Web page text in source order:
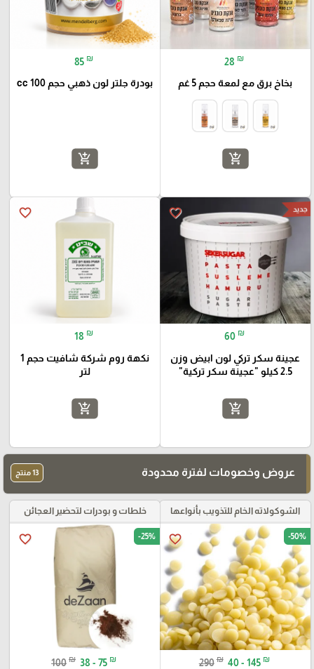
28 ₪
بخاخ برق مع لمعة حجم 5 غم
add_shopping_cart
85 ₪
بودرة جلتر لون ذهبي حجم 100 cc
add_shopping_cart
favorite_border جديد
60 ₪
عجينة سكر تركي لون ابيض وزن
2.5 كيلو "عجينة سكر تركية"
add_shopping_cart
favorite_border
18 ₪
نكهة روم شركة شافيت حجم 1
لتر
add_shopping_cart
عروض وخصومات لفترة محدودة 13 منتج
الشوكولاته الخام للتذويب بأنواعها
favorite_border -50%
290 ₪ 40 - 145 ₪
خلطات و بودرات لتحضير العجائن
favorite_border -25%
100 ₪ 38 - 75 ₪